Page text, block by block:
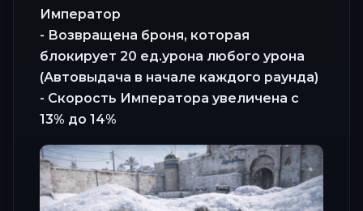
Император
- Возвращена броня, которая
блокирует 20 ед.урона любого урона
(Автовыдача в начале каждого раунда)
- Скорость Императора увеличена с
13% до 14%